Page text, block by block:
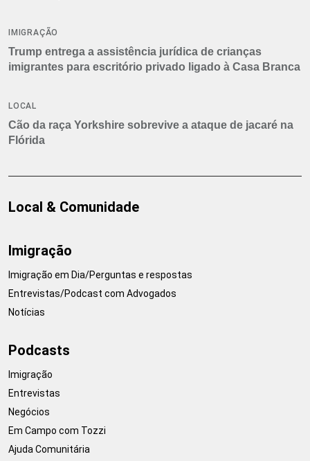
IMIGRAÇÃO
Trump entrega a assistência jurídica de crianças
imigrantes para escritório privado ligado à Casa Branca
LOCAL
Cão da raça Yorkshire sobrevive a ataque de jacaré na
Flórida
Local & Comunidade
Imigração
Imigração em Dia/Perguntas e respostas
Entrevistas/Podcast com Advogados
Notícias
Podcasts
Imigração
Entrevistas
Negócios
Em Campo com Tozzi
Ajuda Comunitária